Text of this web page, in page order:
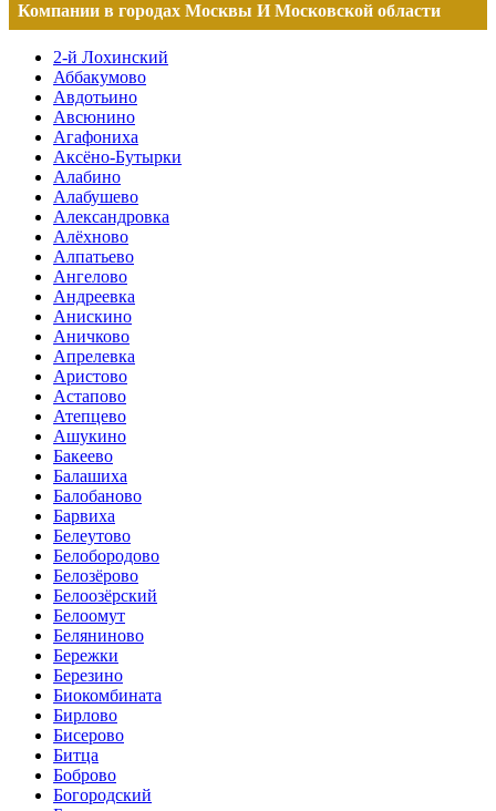
Компании в городах Москвы И Московской области
2-й Лохинский
Аббакумово
Авдотьино
Авсюнино
Агафониха
Аксёно-Бутырки
Алабино
Алабушево
Александровка
Алёхново
Алпатьево
Ангелово
Андреевка
Анискино
Аничково
Апрелевка
Аристово
Астапово
Атепцево
Ашукино
Бакеево
Балашиха
Балобаново
Барвиха
Белеутово
Белобородово
Белозёрово
Белоозёрский
Белоомут
Беляниново
Бережки
Березино
Биокомбината
Бирлово
Бисерово
Битца
Боброво
Богородский